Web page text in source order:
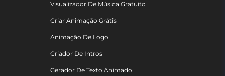
Visualizador De Música Gratuito
Criar Animação Grátis
Animação De Logo
Criador De Intros
Gerador De Texto Animado